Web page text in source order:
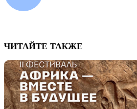
ЧИТАЙТЕ ТАКЖЕ